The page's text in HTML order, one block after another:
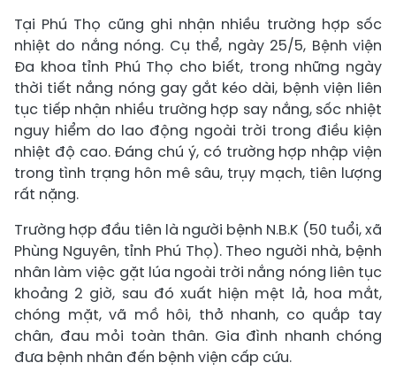
Tại Phú Thọ cũng ghi nhận nhiều trường hợp sốc
nhiệt do nắng nóng. Cụ thể, ngày 25/5, Bệnh viện
Đa khoa tỉnh Phú Thọ cho biết, trong những ngày
thời tiết nắng nóng gay gắt kéo dài, bệnh viện liên
tục tiếp nhận nhiều trường hợp say nắng, sốc nhiệt
nguy hiểm do lao động ngoài trời trong điều kiện
nhiệt độ cao. Đáng chú ý, có trường hợp nhập viện
trong tình trạng hôn mê sâu, trụy mạch, tiên lượng
rất nặng.
Trường hợp đầu tiên là người bệnh N.B.K (50 tuổi, xã
Phùng Nguyên, tỉnh Phú Thọ). Theo người nhà, bệnh
nhân làm việc gặt lúa ngoài trời nắng nóng liên tục
khoảng 2 giờ, sau đó xuất hiện mệt lả, hoa mắt,
chóng mặt, vã mồ hôi, thở nhanh, co quắp tay
chân, đau mỏi toàn thân. Gia đình nhanh chóng
đưa bệnh nhân đến bệnh viện cấp cứu.